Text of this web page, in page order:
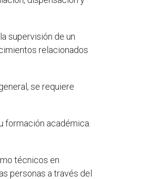
supervisión de un
relacionados
se requiere
formación académica.
técnicos en
personas a través del